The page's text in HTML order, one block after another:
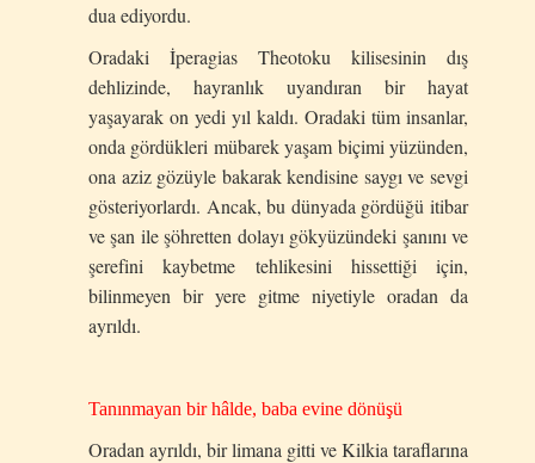
dua ediyordu.
Oradaki İperagias Theotoku kilisesinin dış
dehlizinde, hayranlık uyandıran bir hayat
yaşayarak on yedi yıl kaldı. Oradaki tüm insanlar,
onda gördükleri mübarek yaşam biçimi yüzünden,
ona aziz gözüyle bakarak kendisine saygı ve sevgi
gösteriyorlardı. Ancak, bu dünyada gördüğü itibar
ve şan ile şöhretten dolayı gökyüzündeki şanını ve
şerefini kaybetme tehlikesini hissettiği için,
bilinmeyen bir yere gitme niyetiyle oradan da
ayrıldı.
Tanınmayan bir hâlde, baba evine dönüşü
Oradan ayrıldı, bir limana gitti ve Kilkia taraflarına